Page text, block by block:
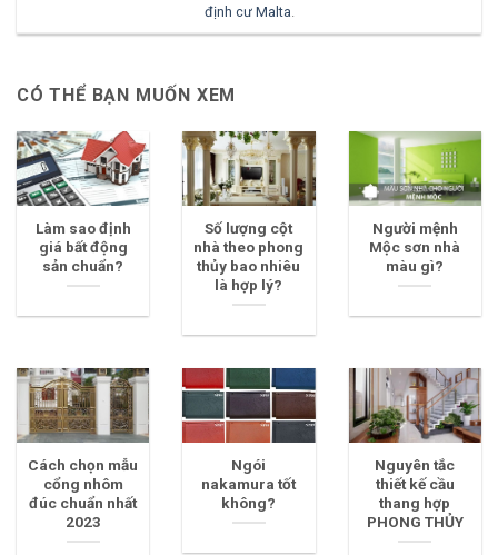
định cư Malta.
CÓ THỂ BẠN MUỐN XEM
Làm sao định
giá bất động
sản chuẩn?
Số lượng cột
nhà theo phong
thủy bao nhiêu
là hợp lý?
Người mệnh
Mộc sơn nhà
màu gì?
Cách chọn mẫu
cổng nhôm
đúc chuẩn nhất
2023
Ngói
nakamura tốt
không?
Nguyên tắc
thiết kế cầu
thang hợp
PHONG THỦY